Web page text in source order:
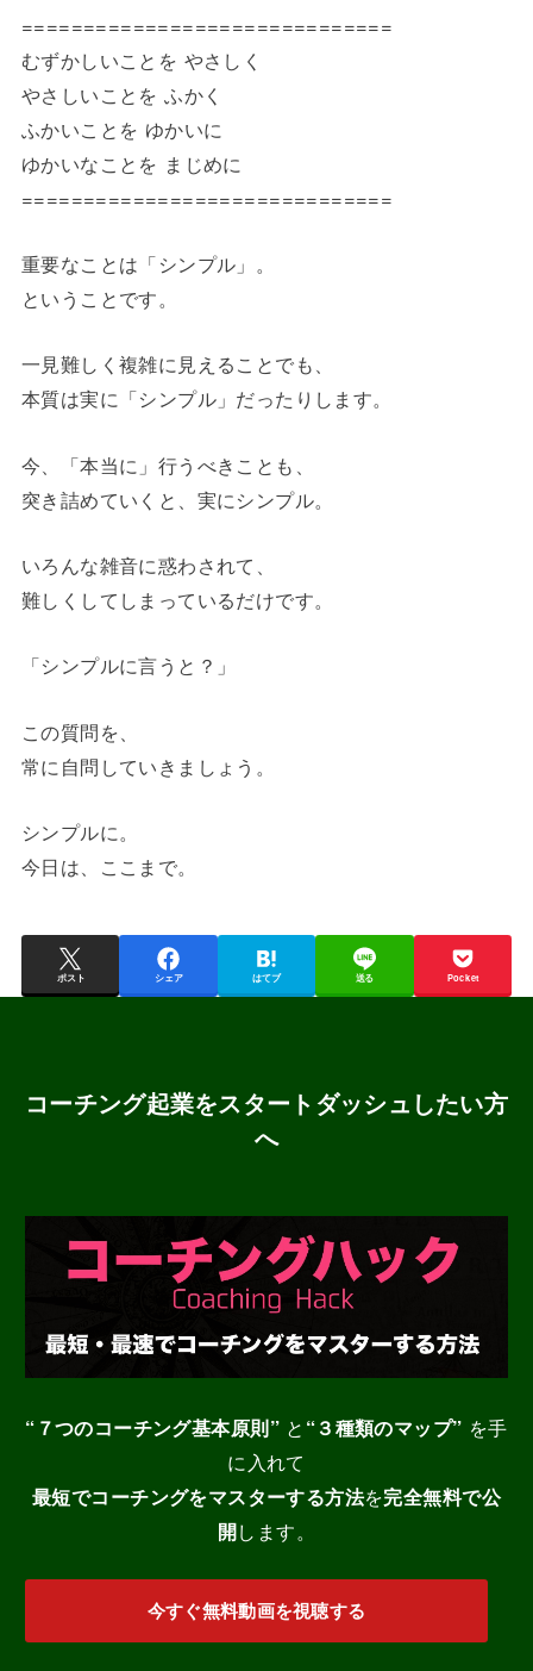
==============================
むずかしいことを やさしく
やさしいことを ふかく
ふかいことを ゆかいに
ゆかいなことを まじめに
==============================
重要なことは「シンプル」。
ということです。
一見難しく複雑に見えることでも、
本質は実に「シンプル」だったりします。
今、「本当に」行うべきことも、
突き詰めていくと、実にシンプル。
いろんな雑音に惑わされて、
難しくしてしまっているだけです。
「シンプルに言うと？」
この質問を、
常に自問していきましょう。
シンプルに。
今日は、ここまで。
ポスト シェア はてブ 送る Pocket
コーチング起業をスタートダッシュしたい方
へ
“７つのコーチング基本原則”と “３種類のマップ” を手
に入れて
最短でコーチングをマスターする方法を完全無料で公
開します。
今すぐ無料動画を視聴する